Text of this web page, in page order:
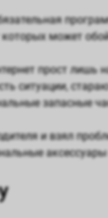
может
прост лишь
ситуации,
запасные
и взял